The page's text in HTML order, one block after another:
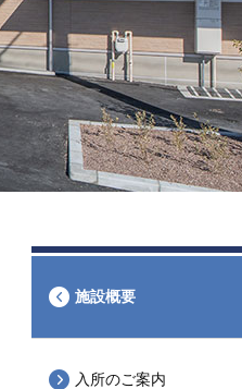
施設概要
入所のご案内